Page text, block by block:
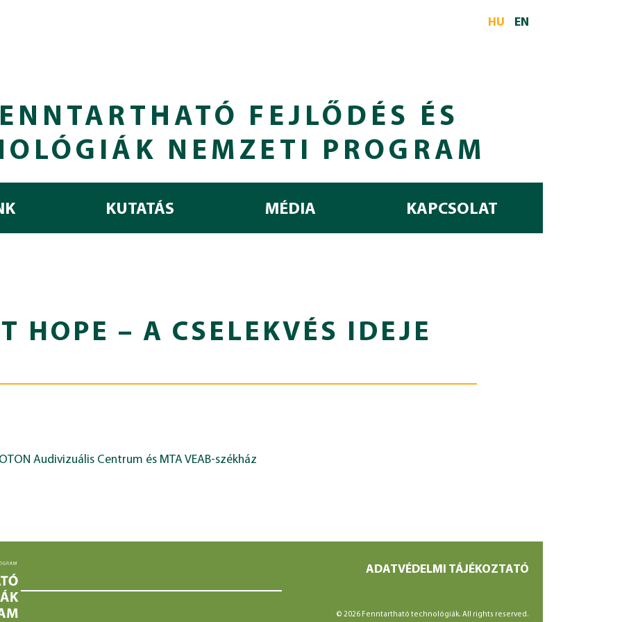
HU
EN
FEJLŐDÉS ÉS
NEMZETI PROGRAM
KUTATÁS MÉDIA KAPCSOLAT
HOPE – A CSELEKVÉS IDEJE
Audivizuális Centrum és MTA VEAB-székház
ADATVÉDELMI TÁJÉKOZTATÓ
© 2026 Fenntartható technológiák. All rights reserved.